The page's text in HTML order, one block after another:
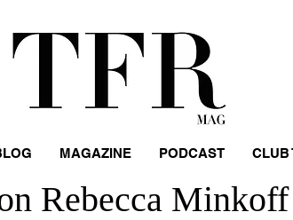
Rebecca Minkoff
MAGAZINE PODCAST CLUB